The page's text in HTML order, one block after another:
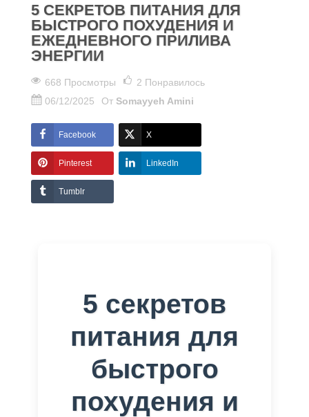
5 СЕКРЕТОВ ПИТАНИЯ ДЛЯ
БЫСТРОГО ПОХУДЕНИЯ И
ЕЖЕДНЕВНОГО ПРИЛИВА
ЭНЕРГИИ
668 Просмотры 2 Понравилось
06/12/2025
От Somayyeh Amini
Facebook X
Pinterest LinkedIn
Tumblr
5 секретов
питания для
быстрого
похудения и